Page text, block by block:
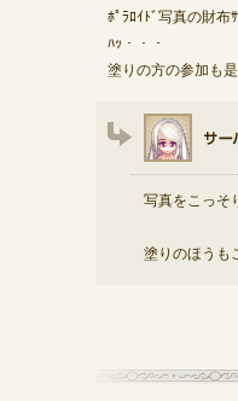
ﾎﾟﾗﾛｲﾄﾞ写真の財
ﾊｯ・・・
塗りの方の参加も
写真をこっそ
塗りのほうも